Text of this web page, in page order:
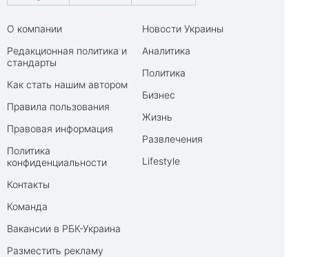
О компании
Редакционная политика и
стандарты
Как стать нашим автором
Правила пользования
Правовая информация
Политика
конфиденциальности
Контакты
Команда
Вакансии в РБК-Украина
Разместить рекламу
Новости Украины
Аналитика
Политика
Бизнес
Жизнь
Развлечения
Lifestyle